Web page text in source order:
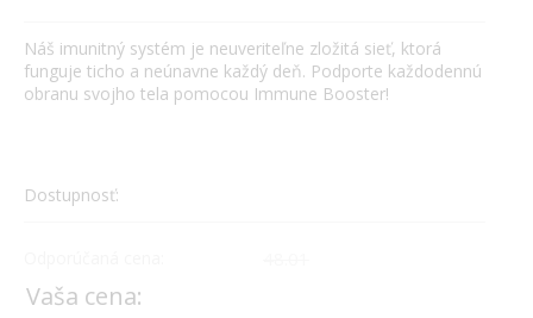
Náš imunitný systém je neuveriteľne zložitá sieť, ktorá
funguje ticho a neúnavne každý deň. Podporte každodennú
obranu svojho tela pomocou Immune Booster!
Dostupnosť:
Vaša cena: